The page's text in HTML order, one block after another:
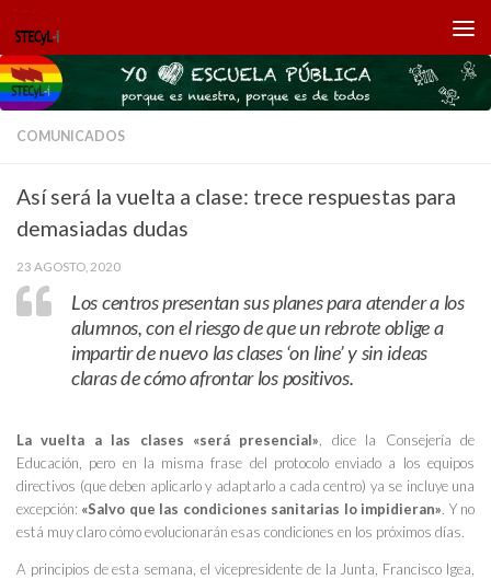
Saltar al contenido
COMUNICADOS
Así será la vuelta a clase: trece respuestas para
demasiadas dudas
23 AGOSTO, 2020
Los centros presentan sus planes para atender a los
alumnos, con el riesgo de que un rebrote oblige a
impartir de nuevo las clases ‘on line’ y sin ideas
claras de cómo afrontar los positivos.
La vuelta a las clases «será presencial» , dice la Consejería de
Educación, pero en la misma frase del protocolo enviado a los equipos
directivos (que deben aplicarlo y adaptarlo a cada centro) ya se incluye una
excepción: «Salvo que las condiciones sanitarias lo impidieran». Y no
está muy claro cómo evolucionarán esas condiciones en los próximos días.
A principios de esta semana, el vicepresidente de la Junta, Francisco Igea,